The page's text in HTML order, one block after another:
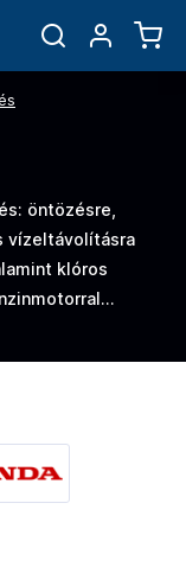
öntözésre,
vízeltávolításra
klóros